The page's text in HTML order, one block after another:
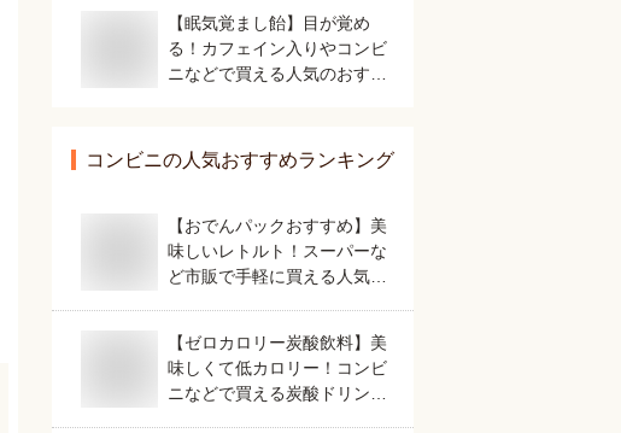
【眠気覚まし飴】目が覚め
る！カフェイン入りやコンビ
ニなどで買える人気のおすす
コンビニの人気おすすめランキング
【おでんパックおすすめ】美
味しいレトルト！スーパーな
ど市販で手軽に買える人気の
【ゼロカロリー炭酸飲料】美
味しくて低カロリー！コンビ
ニなどで買える炭酸ドリンク